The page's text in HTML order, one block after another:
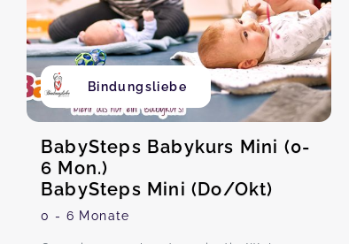
Bindungsliebe
BabySteps Babykurs Mini (0-
6 Mon.)
BabySteps Mini (Do/Okt)
0 - 6 Monate